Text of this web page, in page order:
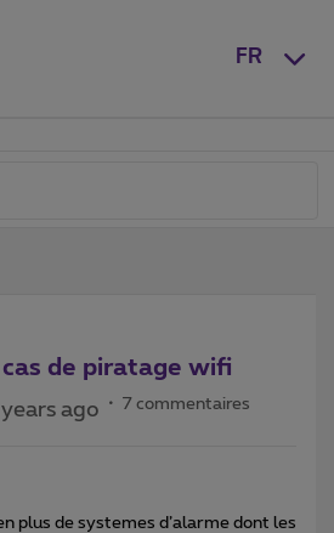
FR
de piratage wifi
ago 7 commentaires
plus de systemes d’alarme dont les